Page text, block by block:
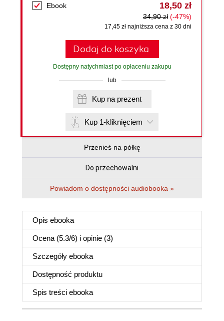
Ebook 18,50 zł
34,90 zł (-47%)
17,45 zł najniższa cena z 30 dni
Dodaj do koszyka
Dostępny natychmiast po opłaceniu zakupu
lub
Kup na prezent
Kup 1-kliknięciem
Przenieś na półkę
Do przechowalni
Powiadom o dostępności audiobooka »
Opis ebooka
Ocena (5.3/6) i opinie (3)
Szczegóły ebooka
Dostępność produktu
Spis treści ebooka